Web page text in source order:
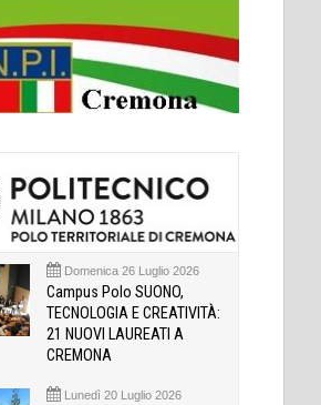
Domenica 26 Luglio 2026
Campus Polo SUONO,
TECNOLOGIA E CREATIVITÀ:
21 NUOVI LAUREATI A
CREMONA
Lunedì 20 Luglio 2026